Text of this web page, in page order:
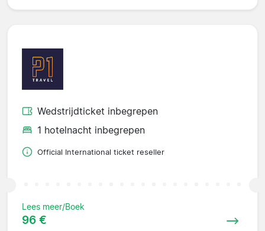
Wedstrijdticket inbegrepen
1 hotelnacht inbegrepen
Official International ticket reseller
Lees meer/Boek
96 €